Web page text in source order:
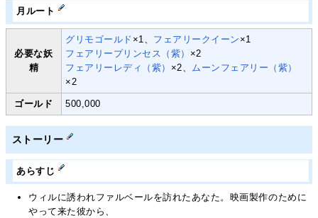
月ルート
必要な妖
精
グリモゴールド ×1、 フェアリークイーン ×1
フェアリープリンセス（紫） ×2
フェアリーレディ（紫） ×2、 ムーンフェアリー（紫）
×2
ゴールド 500,000
ストーリー
あらすじ
ウィルに誘われファルベールを訪れたあなた。映画製作のために
やって来た彼から、